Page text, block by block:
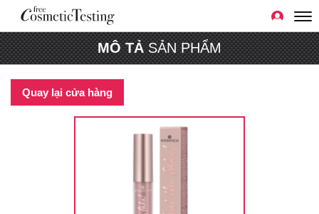
MÔ TẢSẢN PHẨM
Quay lại cửa hàng